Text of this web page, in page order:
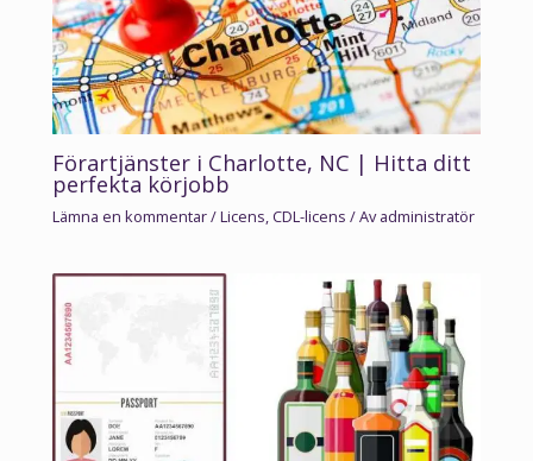
Förartjänster i Charlotte, NC | Hitta ditt
perfekta körjobb
Lämna en kommentar/Licens,CDL-licens / Avadministratör